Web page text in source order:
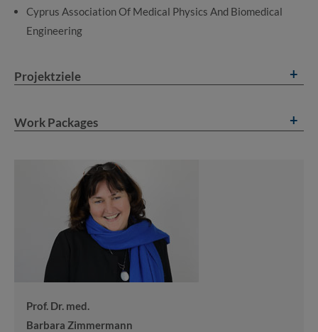
Cyprus Association Of Medical Physics And Biomedical
Engineering
Projektziele
Work Packages
Prof. Dr. med.
Barbara Zimmermann